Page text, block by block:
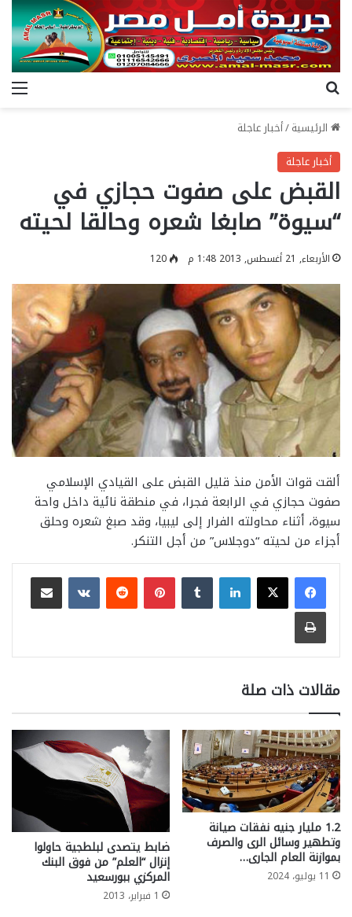
الرئيسية/أخبار عاجلة
أخبار عاجلة
القبض على صفوت حجازي في
“سيوة” صابغا شعره وحالقا لحيته
الأربعاء, 21 أغسطس, 2013 1:48 م 120
ألقت قوات الأمن منذ قليل القبض على القيادي الإسلامي
صفوت حجازي في الرابعة فجرا، في منطقة نائية داخل واحة
سيوة، أثناء محاولته الفرار إلى ليبيا، وقد صبغ شعره وحلق
أجزاء من لحيته “دوجلاس” من أجل التنكر.
لينكدإن بينتيريست
مشاركة عبر البريد
طباعة
مقالات ذات صلة
1.2 مليار جنيه نفقات صيانة
وتطهير وسائل الرى والصرف
بموازنة العام الجارى…
11 يوليو، 2024
ضابط يتصدى لبلطجية حاولوا
إنزال “العلم” من فوق البنك
المركزي ببورسعيد
1 فبراير، 2013